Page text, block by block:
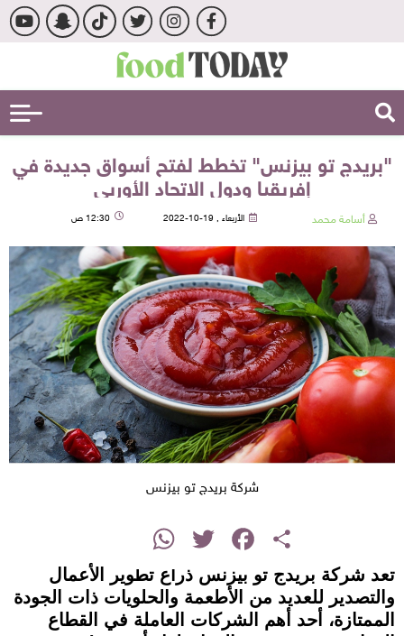
"بريدج تو بيزنس" تخطط لفتح أسواق جديدة في
إفريقيا ودول الاتحاد الأوربي
أسامة محمد الأربعاء , 19-10-2022 12:30 ص
شركة بريدج تو بيزنس
Share
Facebook
Twitter
WhatsApp
تعد شركة بريدج تو بيزنس ذراع تطوير الأعمال
والتصدير للعديد من الأطعمة والحلويات ذات الجودة
الممتازة، أحد أهم الشركات العاملة في القطاع